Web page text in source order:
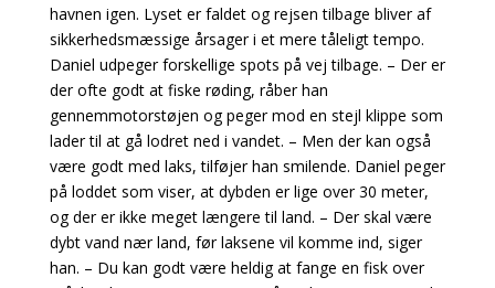
havnen igen. Lyset er faldet og rejsen tilbage bliver af
sikkerhedsmæssige årsager i et mere tåleligt tempo.
Daniel udpeger forskellige spots på vej tilbage. – Der er
der ofte godt at fiske røding, råber han
gennemmotorstøjen og peger mod en stejl klippe som
lader til at gå lodret ned i vandet. – Men der kan også
være godt med laks, tilføjer han smilende. Daniel peger
på loddet som viser, at dybden er lige over 30 meter,
og der er ikke meget længere til land. – Der skal være
dybt vand nær land, før laksene vil komme ind, siger
han. – Du kan godt være heldig at fange en fisk over